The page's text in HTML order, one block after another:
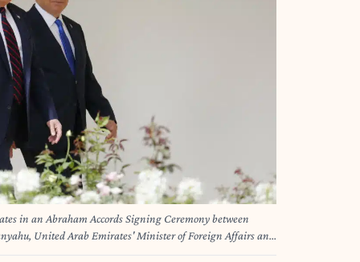
in an Abraham Accords Signing Ceremony between
United Arab Emirates' Minister of Foreign Affairs and
bin Zayed Al Nahyan and Bahrain Foreign Minister